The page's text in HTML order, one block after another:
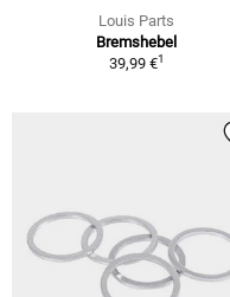
Louis Parts
Bremshebel
39,99 €1